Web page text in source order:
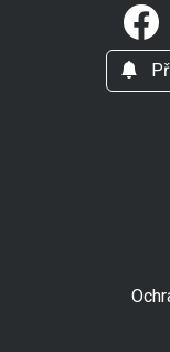
Online